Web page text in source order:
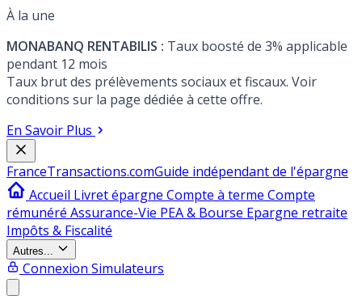
À la une
MONABANQ RENTABILIS : Taux boosté de 3% applicable
pendant 12 mois
Taux brut des prélèvements sociaux et fiscaux. Voir
conditions sur la page dédiée à cette offre.
En Savoir Plus
FranceTransactions.comGuide indépendant de l'épargne
Accueil Livret épargne Compte à terme Compte
rémunéré Assurance-Vie PEA & Bourse Epargne retraite
Impôts & Fiscalité
Autres...
Connexion Simulateurs